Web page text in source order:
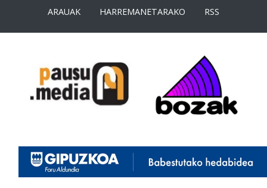
ARAUAK
HARREMANETARAKO RSS